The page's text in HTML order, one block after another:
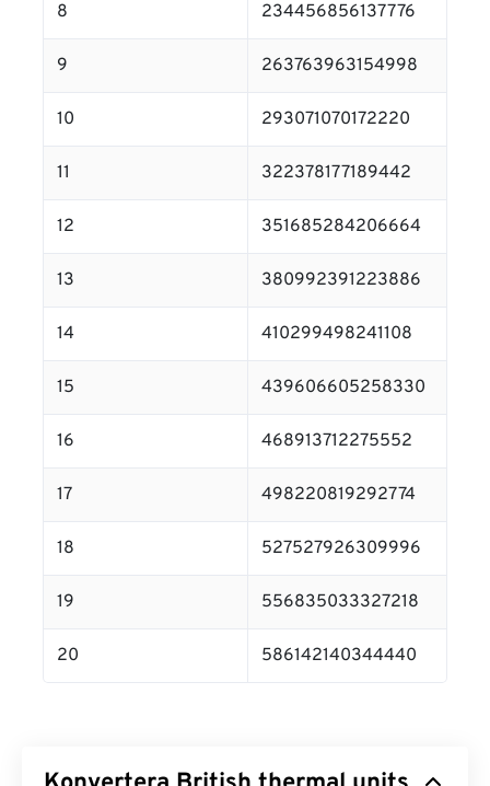
8 234456856137776
9 263763963154998
10 293071070172220
11 322378177189442
12 351685284206664
13 380992391223886
14 410299498241108
15 439606605258330
16 468913712275552
17 498220819292774
18 527527926309996
19 556835033327218
20 586142140344440